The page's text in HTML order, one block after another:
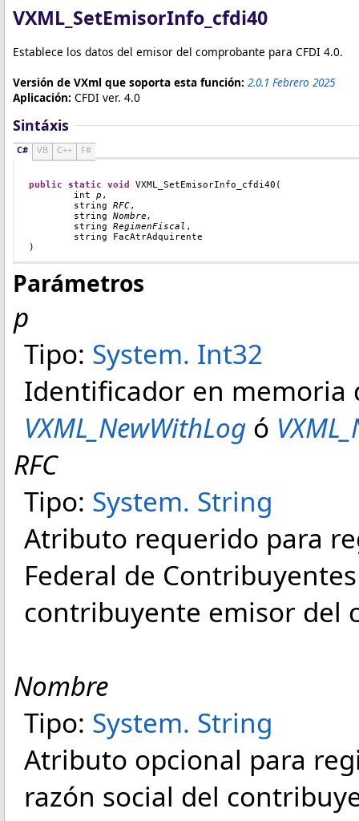
VXML_SetEmisorInfo_cfdi40
Establece los datos del emisor del comprobante para CFDI 4.0.
Versión de VXml que soporta esta función: 2.0.1 Febrero 2025
Aplicación: CFDI ver. 4.0
Sintáxis
C# VB C++ F#
public static void VXML_SetEmisorInfo_cfdi40 (
int
p ,
string
RFC,
string
Nombre,
string RegimenFiscal ,
        string FacAtrAdquirente
)
Parámetros
p
Tipo: System. Int32
Identificador en memoria
VXML_NewWithLog ó
RFC
Tipo: System. String
Atributo requerido para
Federal de
contribuyente emisor del
Nombre
Tipo: System. String
Atributo opcional para
razón social del